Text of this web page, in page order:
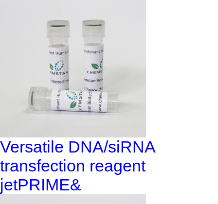
Versatile DNA/siRNA
transfection reagent
jetPRIME&